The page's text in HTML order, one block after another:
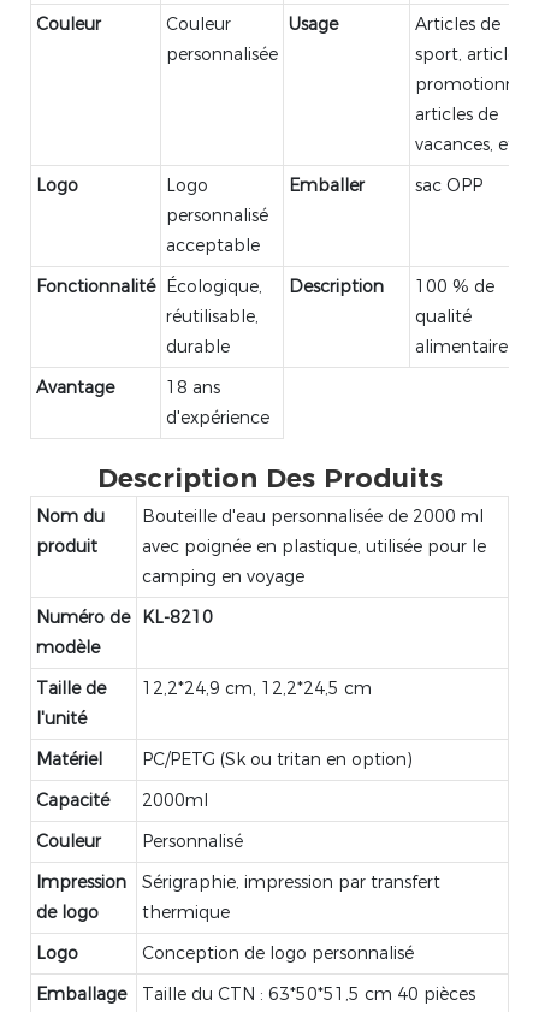
Couleur
Couleur
personnalisée
Usage
Articles de
sport, articles
articles de
vacances, etc.
Logo
Logo
personnalisé
acceptable
Emballer sac OPP
Fonctionnalité Écologique,
réutilisable,
durable
Description
100 % de
qualité
alimentaire
Avantage
18 ans
d'expérience
Description Des Produits
Nom du
produit
Bouteille d'eau personnalisée de 2000 ml
avec poignée en plastique, utilisée pour le
camping en voyage
Numéro de
modèle
KL-8210
Taille de
l'unité
12,2*24,9 cm, 12,2*24,5 cm
Matériel
PC/PETG (Sk ou tritan en option)
Capacité
2000ml
Couleur
Personnalisé
Impression
de logo
Sérigraphie, impression par transfert
thermique
Logo
Conception de logo personnalisé
Emballage
Taille du CTN : 63*50*51,5 cm 40 pièces